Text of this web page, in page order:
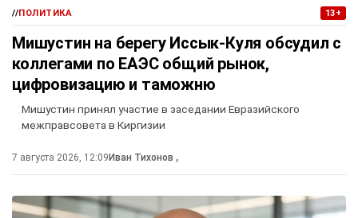
//ПОЛИТИКА 13+
Мишустин на берегу Иссык-Куля обсудил с
коллегами по ЕАЭС общий рынок,
цифровизацию и таможню
Мишустин принял участие в заседании Евразийского
межправсовета в Киргизии
7 августа 2026, 12:09Иван Тихонов ,